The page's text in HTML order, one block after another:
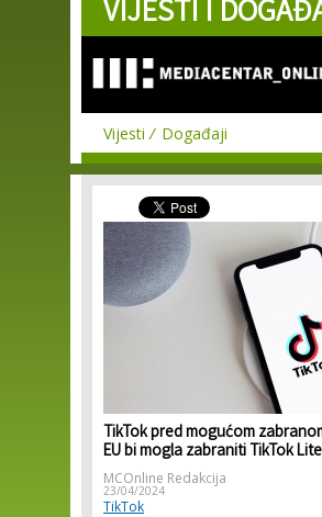
Skip to
main
VIJESTI I
Vijesti Događaji
TikTok pred mogućom
EU bi mogla zabraniti TikTok Lite
MCOnline Redakcija
23/04/2024
TikTok